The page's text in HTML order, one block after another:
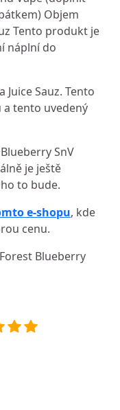
Objem
Tento produkt je
náplní do
Sauz. Tento
tento uvedený
SnV
je ještě
to bude.
e-shopu, kde
cenu.
Blueberry